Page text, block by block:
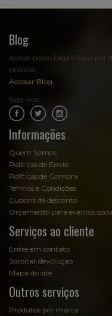
Blog
Acesse nosso blog e fique
bebidas:
Acessar Blog
Siga-nos:
Informações
Quem Somos
Políticas de Envio
Políticas de Compra
Termos e Condições
Cupons de desconto
Orçamento para eventos
Serviços ao cliente
Entre em contato
Solicitar devolução
Mapa do site
Outros serviços
Produtos por marca